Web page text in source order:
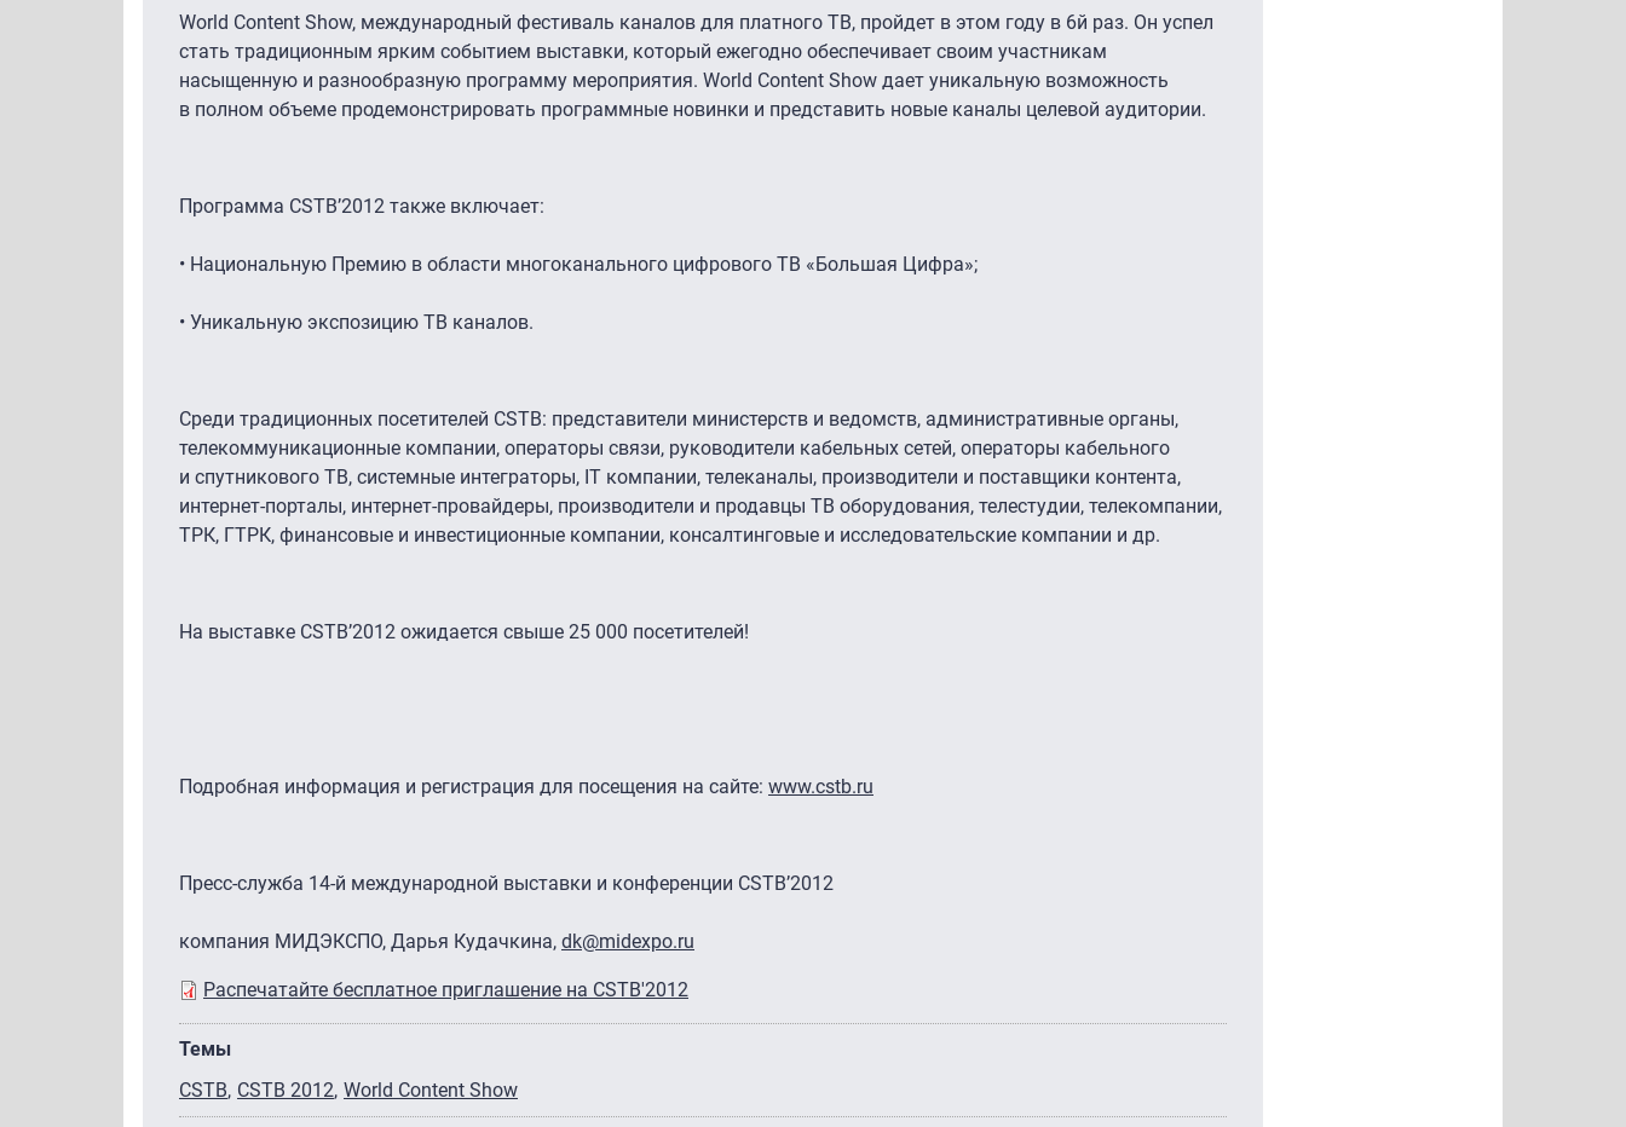
World Content Show, международный фестиваль каналов для платного ТВ, пройдет в этом году в 6й раз. Он успел
стать традиционным ярким событием выставки, который ежегодно обеспечивает своим участникам
насыщенную и разнообразную программу мероприятия. World Content Show дает уникальную возможность
в полном объеме продемонстрировать программные новинки и представить новые каналы целевой аудитории.
Программа CSTB’2012 также включает:
• Национальную Премию в области многоканального цифрового ТВ «Большая Цифра»;
• Уникальную экспозицию ТВ каналов.
Среди традиционных посетителей CSTB: представители министерств и ведомств, административные органы,
телекоммуникационные компании, операторы связи, руководители кабельных сетей, операторы кабельного
и спутникового ТВ, системные интеграторы, IT компании, телеканалы, производители и поставщики контента,
интернет-порталы, интернет-провайдеры, производители и продавцы ТВ оборудования, телестудии, телекомпании,
ТРК, ГТРК, финансовые и инвестиционные компании, консалтинговые и исследовательские компании и др.
На выставке CSTB’2012 ожидается свыше 25 000 посетителей!
Подробная информация и регистрация для посещения на сайте: www.cstb.ru
Пресс-служба 14-й международной выставки и конференции CSTB’2012
компания МИДЭКСПО, Дарья Кудачкина, dk@midexpo.ru
Распечатайте бесплатное приглашение на CSTB'2012
Темы
CSTB CSTB 2012 World Content Show